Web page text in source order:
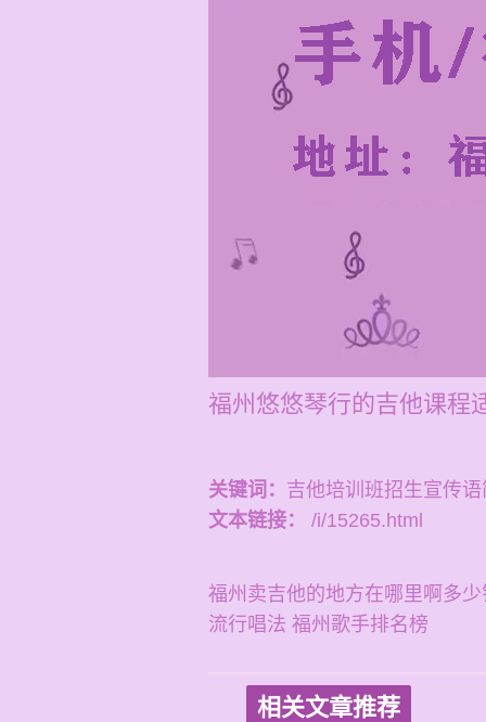
福州悠悠琴行的吉他课程
关键词： 吉他培训班招生宣传
文本链接：
/i/15265.html
福州卖吉他的地方在哪里啊多少
流行唱法 福州歌手排名榜
相关文章推荐